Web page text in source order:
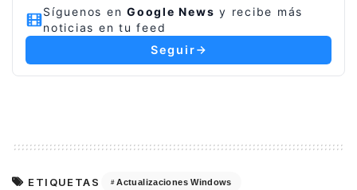
Síguenos en Google News y recibe más
noticias en tu feed
Seguir
ETIQUETAS Actualizaciones Windows